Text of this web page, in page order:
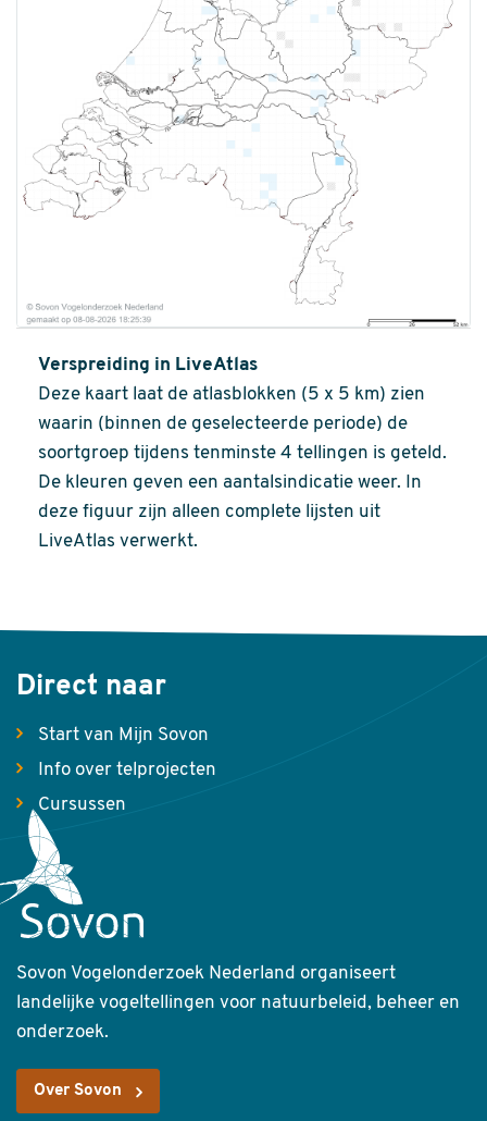
Verspreiding in LiveAtlas
Deze kaart laat de atlasblokken (5 x 5 km) zien
waarin (binnen de geselecteerde periode) de
soortgroep tijdens tenminste 4 tellingen is geteld.
De kleuren geven een aantalsindicatie weer. In
deze figuur zijn alleen complete lijsten uit
LiveAtlas verwerkt.
Direct naar
Start van Mijn Sovon
Info over telprojecten
Cursussen
Sovon Vogelonderzoek Nederland organiseert
landelijke vogeltellingen voor natuurbeleid, beheer en
onderzoek.
Over Sovon